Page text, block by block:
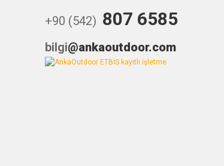
+90 (542) 807 6585
bilgi@ankaoutdoor.com